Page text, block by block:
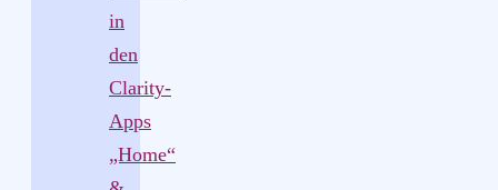
in
den
Clarity-
Apps
„Home“